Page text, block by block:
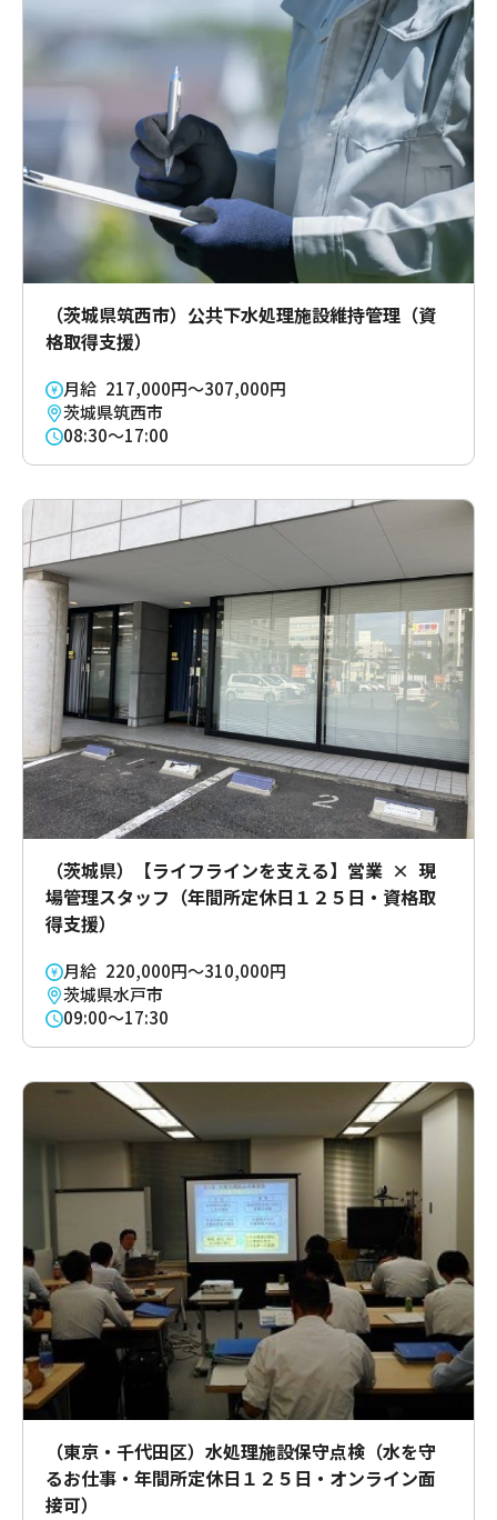
（茨城県筑西市）公共下水処理施設維持管理（資
格取得支援）
月給 217,000円～307,000円
茨城県筑西市
08:30～17:00
（茨城県）【ライフラインを支える】営業 × 現
場管理スタッフ（年間所定休日１２５日・資格取
得支援）
月給 220,000円～310,000円
茨城県水戸市
09:00～17:30
（東京・千代田区）水処理施設保守点検（水を守
るお仕事・年間所定休日１２５日・オンライン面
接可）